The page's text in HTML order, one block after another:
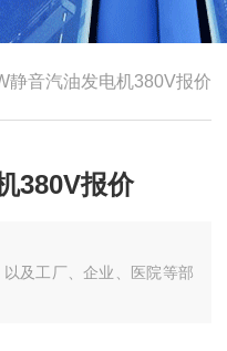
静音汽油发电机380V报价
380V报价
及工厂、企业、医院等部